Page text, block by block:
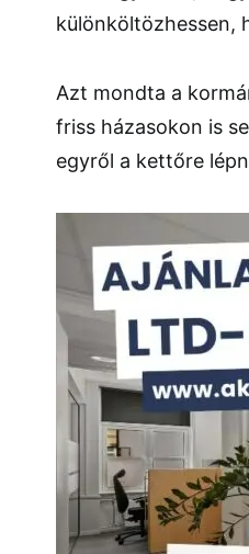
különköltözhessen,
Azt mondta a
friss házasokon is
egyről a kettőre